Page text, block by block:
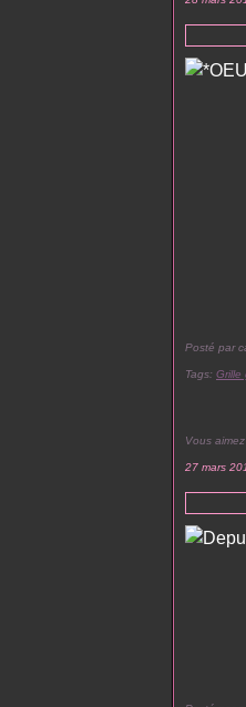
Posté par
Tags: Grille
Vous
27 mars